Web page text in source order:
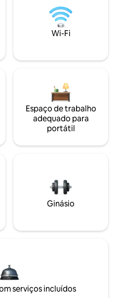
Wi-Fi
Espaço de trabalho
adequado para
portátil
Ginásio
serviços incluídos